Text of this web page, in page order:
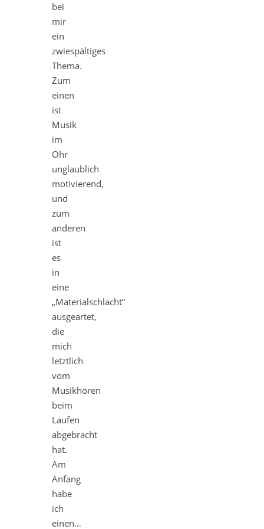
bei
mir
ein
zwiespältiges
Thema.
Zum
einen
ist
Musik
im
Ohr
unglaublich
motivierend,
und
zum
anderen
ist
es
in
eine
„Materialschlacht“
ausgeartet,
die
mich
letztlich
vom
Musikhören
beim
Laufen
abgebracht
hat.
Am
Anfang
habe
ich
einen…